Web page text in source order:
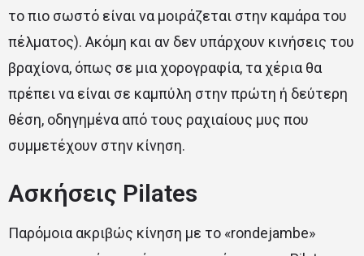
το πιο σωστό είναι να μοιράζεται στην καμάρα του
πέλματος). Ακόμη και αν δεν υπάρχουν κινήσεις του
βραχίονα, όπως σε μια χορογραφία, τα χέρια θα
πρέπει να είναι σε καμπύλη στην πρώτη ή δεύτερη
θέση, οδηγημένα από τους ραχιαίους μυς που
συμμετέχουν στην κίνηση.
Ασκήσεις Pilates
Παρόμοια ακριβώς κίνηση με το «rondejambe»